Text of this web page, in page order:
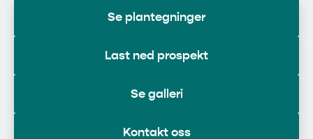
Se plantegninger
Last ned prospekt
Se galleri
Kontakt oss